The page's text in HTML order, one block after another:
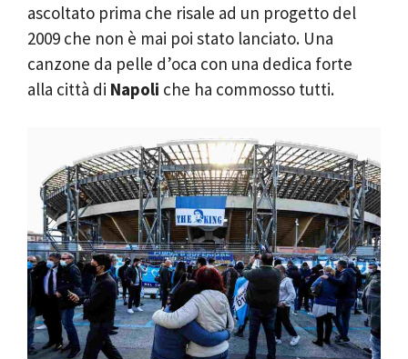
ascoltato prima che risale ad un progetto del
2009 che non è mai poi stato lanciato. Una
canzone da pelle d’oca con una dedica forte
alla città di Napoli che ha commosso tutti.